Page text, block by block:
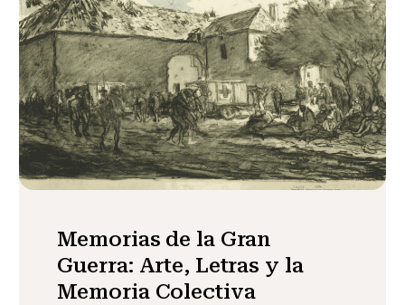
Memorias de la Gran
Guerra: Arte, Letras y la
Memoria Colectiva